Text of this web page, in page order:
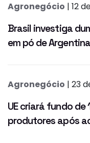
Agronegócio | 12
Brasil investiga
em pó de
Agronegócio | 23
UE criará fundo
produtores após